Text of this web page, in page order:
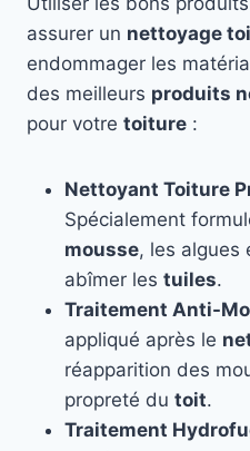
assurer un nettoyage
endommager les
des meilleurs produits
pour votre toiture :
Nettoyant Toiture
Spécialement
mousse, les algues
abîmer les tuiles.
Traitement Anti-
appliqué après le
réapparition des
propreté du toit.
Traitement